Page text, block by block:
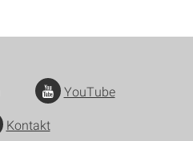
YouTube
Kontakt